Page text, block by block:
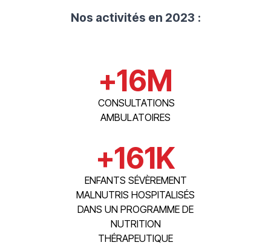
Nos activités en 2023 :
+16M
CONSULTATIONS
AMBULATOIRES
+161K
ENFANTS SÉVÈREMENT
MALNUTRIS HOSPITALISÉS
DANS UN PROGRAMME DE
NUTRITION
THÉRAPEUTIQUE